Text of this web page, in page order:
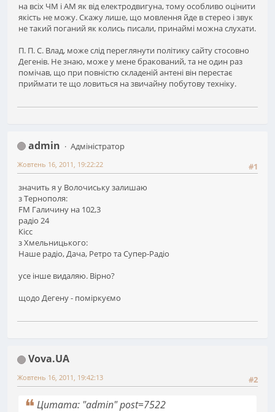
на всіх ЧМ і АМ як від електродвигуна, тому особливо оцінити
якість не можу. Скажу лише, що мовлення йде в стерео і звук
не такий поганий як колись писали, принаймі можна слухати.
П. П. С. Влад, може слід переглянути політику сайту стосовно
Дегенів. Не знаю, може у мене бракований, та не один раз
помічав, що при повністю складеній антені він перестає
приймати те що ловиться на звичайну побутову техніку.
admin
Адміністратор
#1
Жовтень 16, 2011, 19:22:22
значить я у Волочиську залишаю
з Тернополя:
FM Галичину на 102,3
радіо 24
Кісс
з Хмельницького:
Наше радіо, Дача, Ретро та Супер-Радіо
усе інше видаляю. Вірно?
щодо Дегену - поміркуємо
Vova.UA
#2
Жовтень 16, 2011, 19:42:13
Цитата: "admin" post=7522